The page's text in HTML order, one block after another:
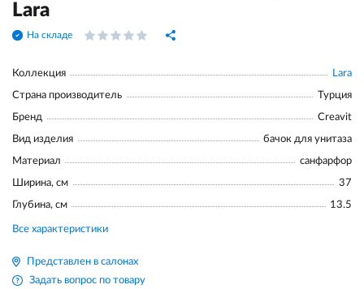
Lara
На складе
Коллекция Lara
Страна производитель Турция
Бренд Creavit
Вид изделия бачок для унитаза
Материал санфарфор
Ширина, см 37
Глубина, см 13.5
Все характеристики
Представлен в салонах
Задать вопрос по товару